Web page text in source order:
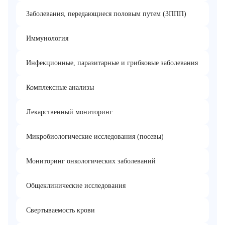
Заболевания, передающиеся половым путем (ЗППП)
Иммунология
Инфекционные, паразитарные и грибковые заболевания
Комплексные анализы
Лекарственный мониторинг
Микробиологические исследования (посевы)
Мониторинг онкологических заболеваний
Общеклинические исследования
Свертываемость крови